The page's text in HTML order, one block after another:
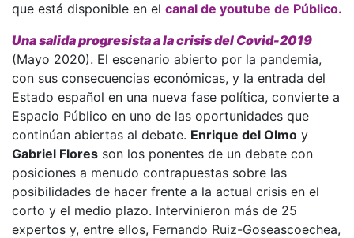
que está disponible en el canal de youtube de Público.
Una salida progresista a la crisis del Covid-2019
(Mayo 2020). El escenario abierto por la pandemia,
con sus consecuencias económicas, y la entrada del
Estado español en una nueva fase política, convierte a
Espacio Público en uno de las oportunidades que
continúan abiertas al debate. Enrique del Olmo y
Gabriel Flores son los ponentes de un debate con
posiciones a menudo contrapuestas sobre las
posibilidades de hacer frente a la actual crisis en el
corto y el medio plazo. Intervinieron más de 25
expertos y, entre ellos, Fernando Ruiz-Goseascoechea,